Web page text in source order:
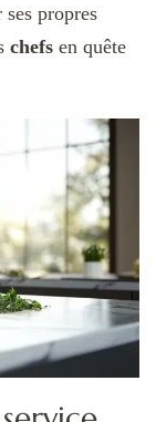
propres
chefs en quête